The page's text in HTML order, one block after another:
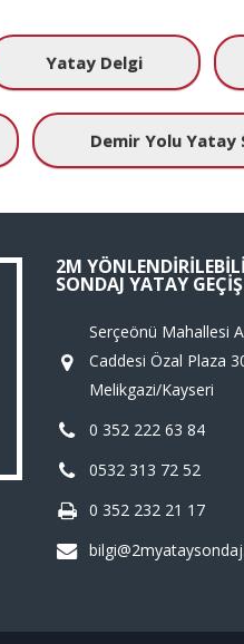
Yatay Delgi
Demir Yolu Yatay
2M
SONDAJ YATAY
Serçeönü Mahallesi
Caddesi Özal Plaza
Melikgazi/Kayseri
0 352 222 63 84
0532 313 72 52
0 352 232 21 17